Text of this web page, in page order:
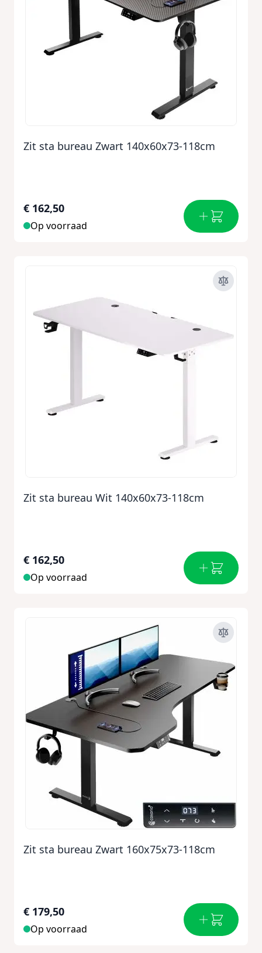
Zit sta bureau Zwart 140x60x73-118cm
€ 162,50
Op voorraad
Zit sta bureau Wit 140x60x73-118cm
€ 162,50
Op voorraad
Zit sta bureau Zwart 160x75x73-118cm
€ 179,50
Op voorraad